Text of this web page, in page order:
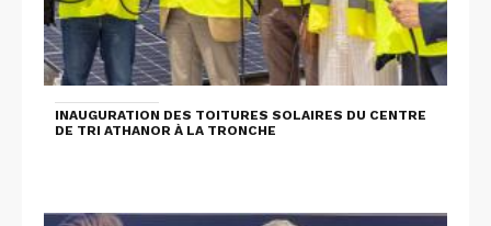
INAUGURATION DES TOITURES SOLAIRES DU CENTRE
DE TRI ATHANOR À LA TRONCHE